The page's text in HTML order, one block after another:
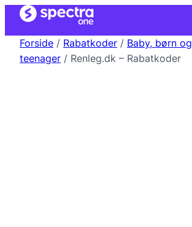
Forside / Rabatkoder / Baby, børn og
teenager / Renleg.dk – Rabatkoder